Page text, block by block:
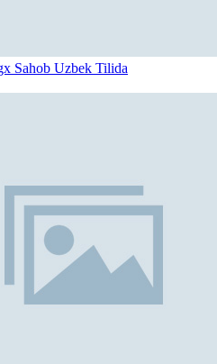
Sahob Uzbek Tilida